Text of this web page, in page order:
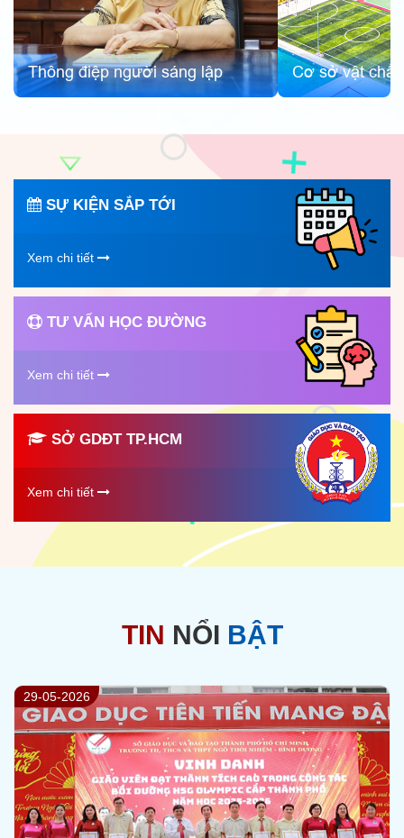
Cơ sở vật chất Lịch sử hình
SỰ KIỆN SẮP TỚI
Xem chi tiết
TƯ VẤN HỌC ĐƯỜNG
Xem chi tiết
SỞ GDĐT TP.HCM
Xem chi tiết
TIN NỔI BẬT
23-05-2026